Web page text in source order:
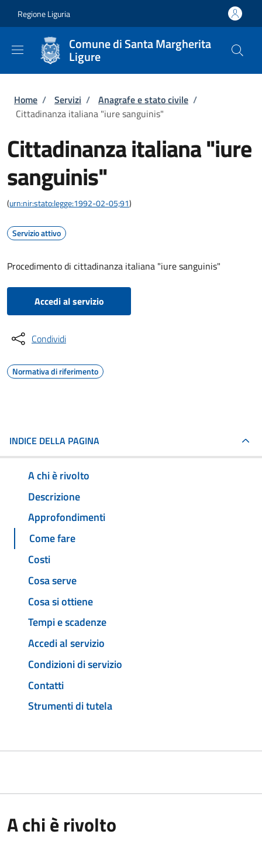
Regione Liguria
Comune di Santa Margherita
Ligure
Briciole di pane
Home / Servizi / Anagrafe e stato civile /
Cittadinanza italiana "iure sanguinis"
Cittadinanza italiana "iure
sanguinis"
(urn:nir:stato:legge:1992-02-05;91)
Servizio attivo
Procedimento di cittadinanza italiana "iure sanguinis"
Accedi al servizio
Condividi
Normativa di riferimento
INDICE DELLA PAGINA
A chi è rivolto
Descrizione
Approfondimenti
Come fare
Costi
Cosa serve
Cosa si ottiene
Tempi e scadenze
Accedi al servizio
Condizioni di servizio
Contatti
Strumenti di tutela
A chi è rivolto